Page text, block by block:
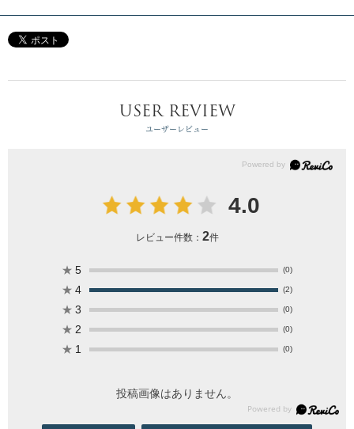
USER REVIEW
ユーザーレビュー
4.0
レビュー件数： 2件
★ 5 (0)
★ 4 (2)
★ 3 (0)
★ 2 (0)
★ 1 (0)
投稿画像はありません。